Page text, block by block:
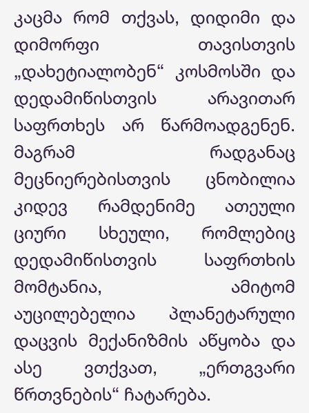
კაცმა რომ თქვას, დიდიმი და
დიმორფი თავისთვის
„დახეტიალობენ“ კოსმოსში და
დედამიწისთვის არავითარ
საფრთხეს არ წარმოადგენენ.
მაგრამ რადგანაც
მეცნიერებისთვის ცნობილია
კიდევ რამდენიმე ათეული
ციური სხეული, რომლებიც
დედამიწისთვის საფრთხის
მომტანია, ამიტომ
აუცილებელია პლანეტარული
დაცვის მექანიზმის აწყობა და
ასე ვთქვათ, „ერთგვარი
წრთვნების“ ჩატარება.